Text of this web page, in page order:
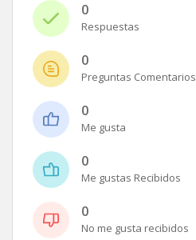
0
Respuestas
0
Preguntas Comentarios
0
Me gusta
0
Me gustas Recibidos
0
No me gusta recibidos